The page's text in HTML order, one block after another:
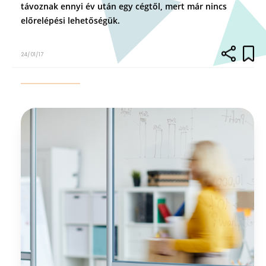
távoznak ennyi év után egy cégtől, mert már nincs
előrelépési lehetőségük.
24/01/17